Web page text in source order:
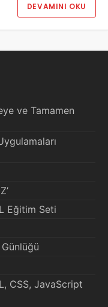
DEVAMINI OKU
ve Tamamen
Eğitim Seti
CSS, JavaScript